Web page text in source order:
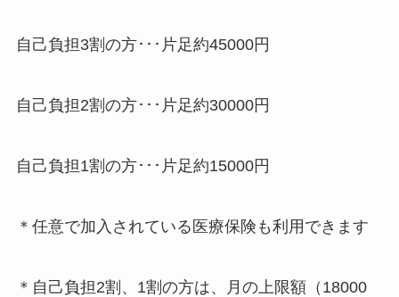
自己負担3割の方･･･片足約45000円
自己負担2割の方･･･片足約30000円
自己負担1割の方･･･片足約15000円
＊任意で加入されている医療保険も利用できます
＊自己負担2割、1割の方は、月の上限額（18000